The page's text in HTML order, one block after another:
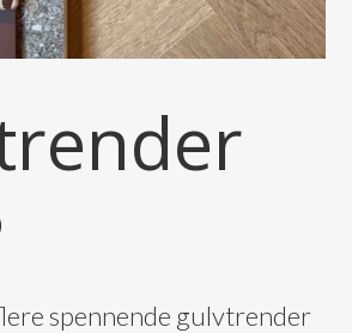
spennende gulvtrender